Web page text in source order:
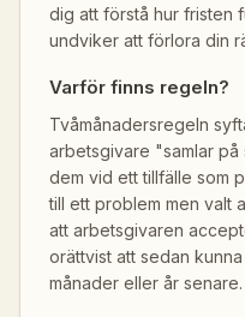
dig att förstå hur fristen
undviker att förlora din
Varför finns regeln?
Tvåmånadersregeln
arbetsgivare "samlar
dem vid ett tillfälle som
till ett problem men valt
att arbetsgivaren
orättvist att sedan
månader eller år senare.